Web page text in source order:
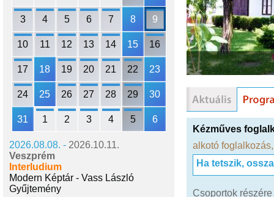
3 4 5 6 7 8 9
10 11 12 13 14 15 16
17 18 19 20 21 22 23
24 25 26 27 28 29 30
31 1 2 3 4 5 6
2026.08.08. - 2026.10.11.
Veszprém
Interludium
Modern Képtár - Vass László
Gyűjtemény
Kézműves
alkotó foglalkozás
Ha tetszik,
Csoportok